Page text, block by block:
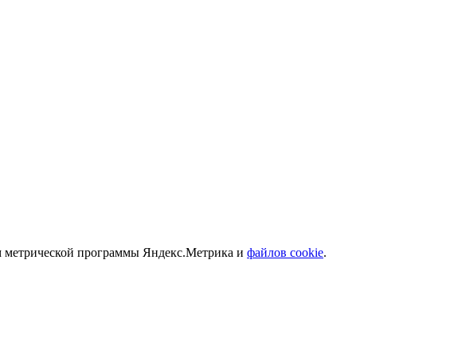
метрической программы Яндекс.Метрика и файлов cookie.